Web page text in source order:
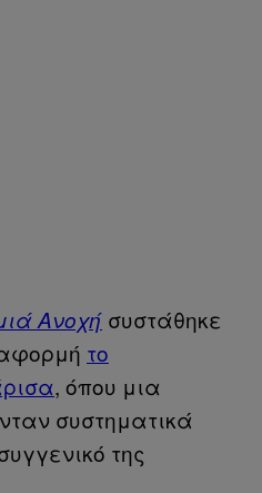
Ανοχή συστάθηκε
το
, όπου μια
συστηματικά
της